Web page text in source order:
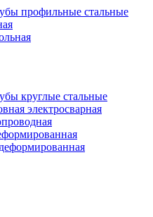
профильные стальные
круглые стальные
электросварная